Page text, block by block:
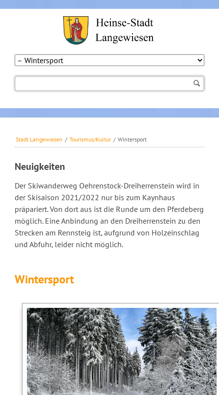
Stadt Langewiesen / Tourismus/Kultur / Wintersport
Neuigkeiten
Der Skiwanderweg Oehrenstock-Dreiherrenstein wird in
der Skisaison 2021/2022 nur bis zum Kaynhaus
präpariert. Von dort aus ist die Runde um den Pferdeberg
möglich. Eine Anbindung an den Dreiherrenstein zu den
Strecken am Rennsteig ist, aufgrund von Holzeinschlag
und Abfuhr, leider nicht möglich.
Wintersport